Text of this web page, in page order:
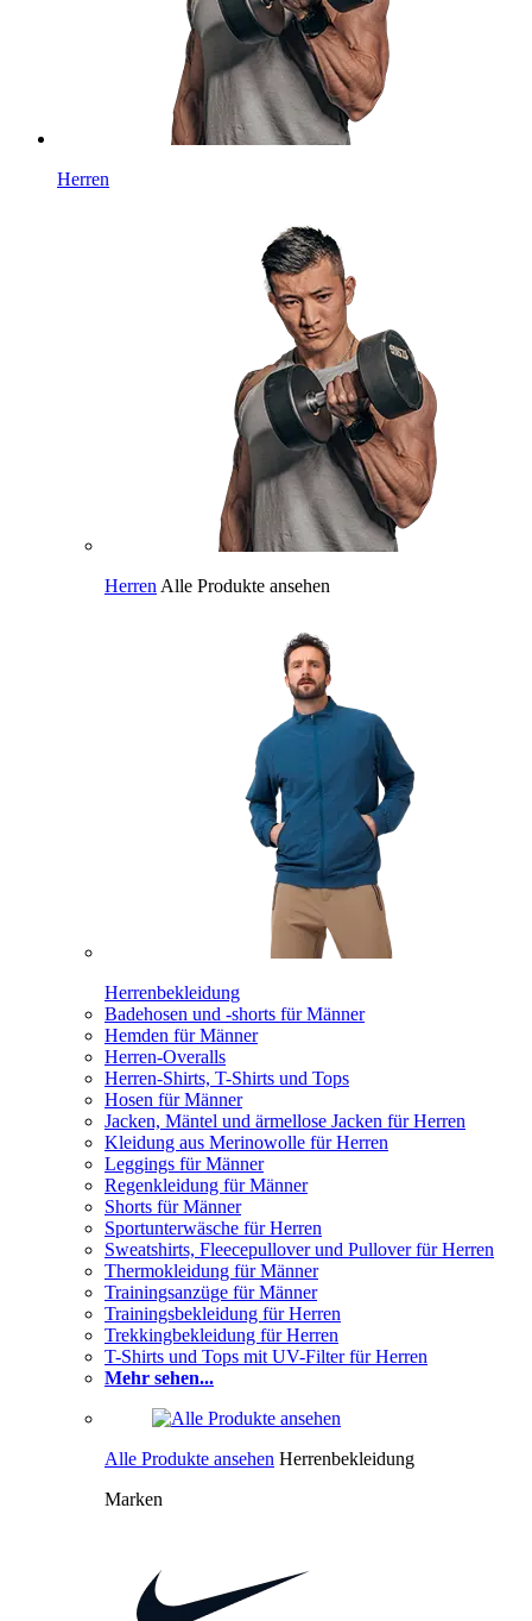
Herren
Herren Alle Produkte ansehen
Herrenbekleidung
Badehosen und -shorts für Männer
Hemden für Männer
Herren-Overalls
Herren-Shirts, T-Shirts und Tops
Hosen für Männer
Jacken, Mäntel und ärmellose Jacken für Herren
Kleidung aus Merinowolle für Herren
Leggings für Männer
Regenkleidung für Männer
Shorts für Männer
Sportunterwäsche für Herren
Sweatshirts, Fleecepullover und Pullover für Herren
Thermokleidung für Männer
Trainingsanzüge für Männer
Trainingsbekleidung für Herren
Trekkingbekleidung für Herren
T-Shirts und Tops mit UV-Filter für Herren
Mehr sehen...
Alle Produkte ansehen Herrenbekleidung
Marken